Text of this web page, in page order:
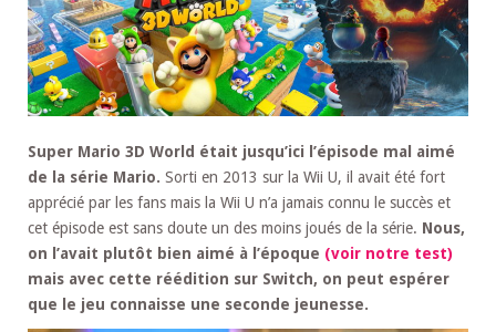
Super Mario 3D World était jusqu’ici l’épisode mal aimé
de la série Mario. Sorti en 2013 sur la Wii U, il avait été fort
apprécié par les fans mais la Wii U n’a jamais connu le succès et
cet épisode est sans doute un des moins joués de la série. Nous,
on l’avait plutôt bien aimé à l’époque (voir notre test)
mais avec cette réédition sur Switch, on peut espérer
que le jeu connaisse une seconde jeunesse.